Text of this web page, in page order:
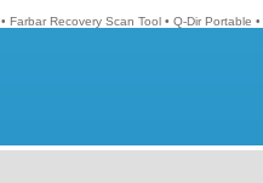
• Farbar Recovery Scan Tool • Q-Dir Portable •